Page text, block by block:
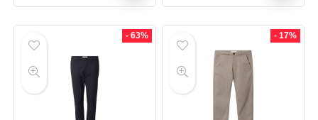
- 63% - 17%